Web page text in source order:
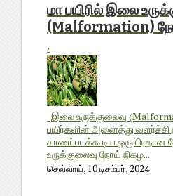
மா பயிரில் இலை
(Malformation)
›
இலை உருக்குலைவு
பயிர்களின் அனைத்து வளர்ச்சி
காணப்படக்கூடிய ஒரு
உருக்குலைவு நோய் நிகழ...
செவ்வாய், 10 டிசம்பர், 2024